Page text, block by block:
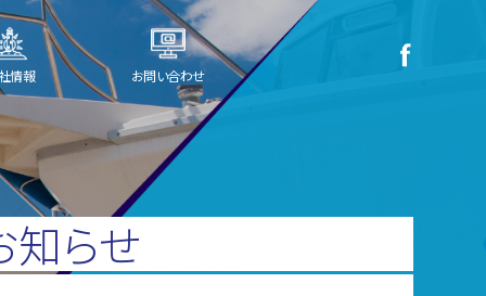
情報 お問い合わせ
知らせ